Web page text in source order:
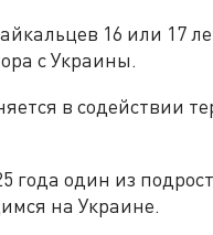
16 или 17
с Украины.
в содействии
года один из
на Украине.